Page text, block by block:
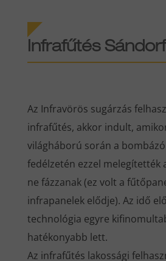
Infrafűtés
Az Infravörös sugárzás
infrafűtés, akkor indult,
világháború során a
fedélzetén ezzel melegítették
ne fázzanak (ez volt a
infrapanelek elődje). Az idő
technológia egyre
hatékonyabb lett.
Az infrafűtés lakossági